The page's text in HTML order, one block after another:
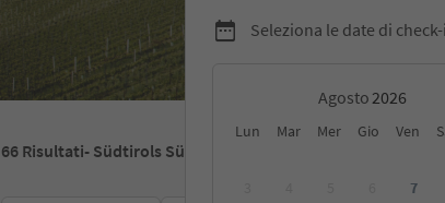
Seleziona le date di
Agosto
Lun Mar Mer Gio Ven
7
66 Risultati- Südtirols Süden